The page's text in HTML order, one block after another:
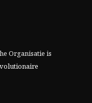
Organisatie is